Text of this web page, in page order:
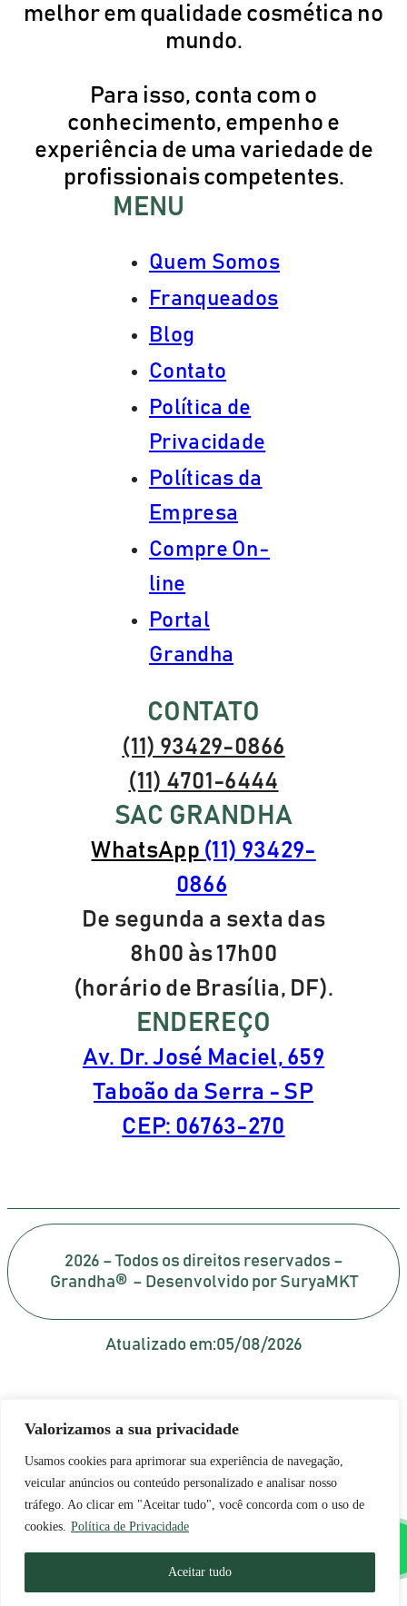
Valorizamos a sua privacidade
Usamos cookies para aprimorar sua experiência de navegação,
veicular anúncios ou conteúdo personalizado e analisar nosso
tráfego. Ao clicar em "Aceitar tudo", você concorda com o uso de
cookies. Política de Privacidade
Aceitar tudo
melhor em qualidade cosmética no
mundo.
Para isso, conta com o
conhecimento, empenho e
experiência de uma variedade de
profissionais competentes.
MENU
Quem Somos
Franqueados
Blog
Contato
Política de
Privacidade
Políticas da
Empresa
Compre On-
line
Portal
Grandha
CONTATO
(11) 93429-0866
(11) 4701-6444
SAC GRANDHA
WhatsApp (11) 93429-
0866
De segunda a sexta das
8h00 às 17h00
(horário de Brasília, DF).
ENDEREÇO
Av. Dr. José Maciel, 659
Taboão da Serra - SP
CEP: 06763-270
2026 – Todos os direitos reservados –
Grandha® – Desenvolvido por SuryaMKT
Atualizado em:05/08/2026
Portuguese